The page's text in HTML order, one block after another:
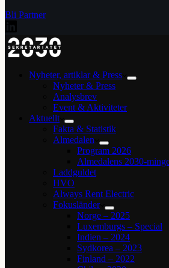
Bli Partner
Nyheter, artiklar & Press
Nyheter & Press
Analysbrev
Event & Aktiviteter
Aktuellt
Fakta & Statistik
Almedalen
Program 2026
Almedalens 2030-
Laddguldet
HVO
Always Rent Electric
Fokusländer
Norge – 2025
Luxemburgs – Special
Indien – 2024
Sydkorea – 2023
Finland – 2022